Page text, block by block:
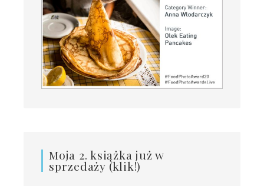
Moja 2. książka już w
sprzedaży (klik!)